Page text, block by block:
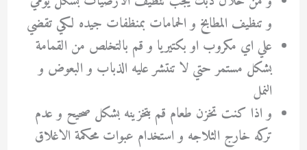
و تنظيف المطابخ و الحمامات بمنظفات جيده لكي تقضي
علي اي مكروب او بكتيريا و قم بالتخلص من القمامة
بشكل مستمر حتي لا تنتشر عليه الذباب و البعوض و
النمل
و اذا كنت تخزن طعام قم بتخزينه بشكل صحيح و عدم
تركه خارج الثلاجه و استخدام عبوات محكمة الاغلاق